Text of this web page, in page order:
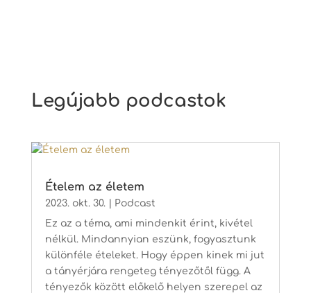
Legújabb podcastok
Ételem az életem
2023. okt. 30.
Podcast
Ez az a téma, ami mindenkit érint, kivétel
nélkül. Mindannyian eszünk, fogyasztunk
különféle ételeket. Hogy éppen kinek mi jut
a tányérjára rengeteg tényezőtől függ. A
tényezők között előkelő helyen szerepel az